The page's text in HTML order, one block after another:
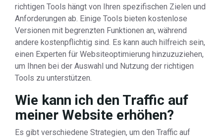
richtigen Tools hängt von Ihren spezifischen Zielen und
Anforderungen ab. Einige Tools bieten kostenlose
Versionen mit begrenzten Funktionen an, während
andere kostenpflichtig sind. Es kann auch hilfreich sein,
einen Experten für Websiteoptimierung hinzuzuziehen,
um Ihnen bei der Auswahl und Nutzung der richtigen
Tools zu unterstützen.
Wie kann ich den Traffic auf
meiner Website erhöhen?
Es gibt verschiedene Strategien, um den Traffic auf